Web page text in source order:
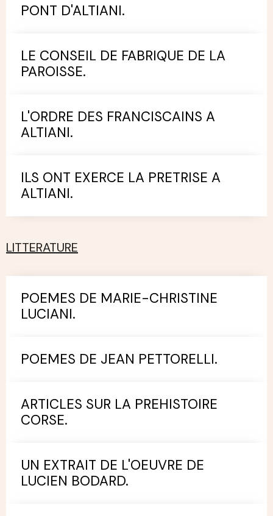
PONT D'ALTIANI.
LE CONSEIL DE FABRIQUE DE LA
PAROISSE.
L'ORDRE DES FRANCISCAINS A
ALTIANI.
ILS ONT EXERCE LA PRETRISE A
ALTIANI.
LITTERATURE
POEMES DE MARIE-CHRISTINE
LUCIANI.
POEMES DE JEAN PETTORELLI.
ARTICLES SUR LA PREHISTOIRE
CORSE.
UN EXTRAIT DE L'OEUVRE DE
LUCIEN BODARD.